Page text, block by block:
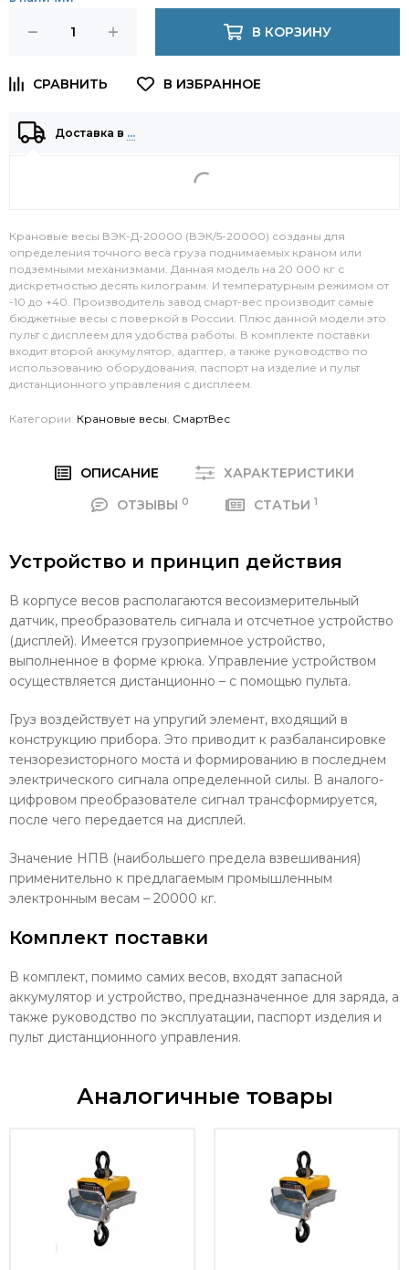
В КОРЗИНУ
Доставка в …
Крановые весы ВЭК-Д-20000 (ВЭК/5-20000) созданы для
определения точного веса груза поднимаемых краном или
подземными механизмами. Данная модель на 20 000 кг с
дискретностью десять килограмм. И температурным режимом от
-10 до +40. Производитель завод смарт-вес производит самые
бюджетные весы с поверкой в России. Плюс данной модели это
пульт с дисплеем для удобства работы. В комплекте поставки
входит второй аккумулятор, адаптер, а также руководство по
использованию оборудования, паспорт на изделие и пульт
дистанционного управления с дисплеем.
Категории: Крановые весы, СмартВес
ОПИСАНИЕ
ХАРАКТЕРИСТИКИ
ОТЗЫВЫ 0 СТАТЬИ 1
Устройство и принцип действия
В корпусе весов располагаются весоизмерительный
датчик, преобразователь сигнала и отсчетное устройство
(дисплей). Имеется грузоприемное устройство,
выполненное в форме крюка. Управление устройством
осуществляется дистанционно – с помощью пульта.
Груз воздействует на упругий элемент, входящий в
конструкцию прибора. Это приводит к разбалансировке
тензорезисторного моста и формированию в последнем
электрического сигнала определенной силы. В аналого-
цифровом преобразователе сигнал трансформируется,
после чего передается на дисплей.
Значение НПВ (наибольшего предела взвешивания)
применительно к предлагаемым промышленным
электронным весам – 20000 кг.
Комплект поставки
В комплект, помимо самих весов, входят запасной
аккумулятор и устройство, предназначенное для заряда, а
также руководство по эксплуатации, паспорт изделия и
пульт дистанционного управления.
Аналогичные товары